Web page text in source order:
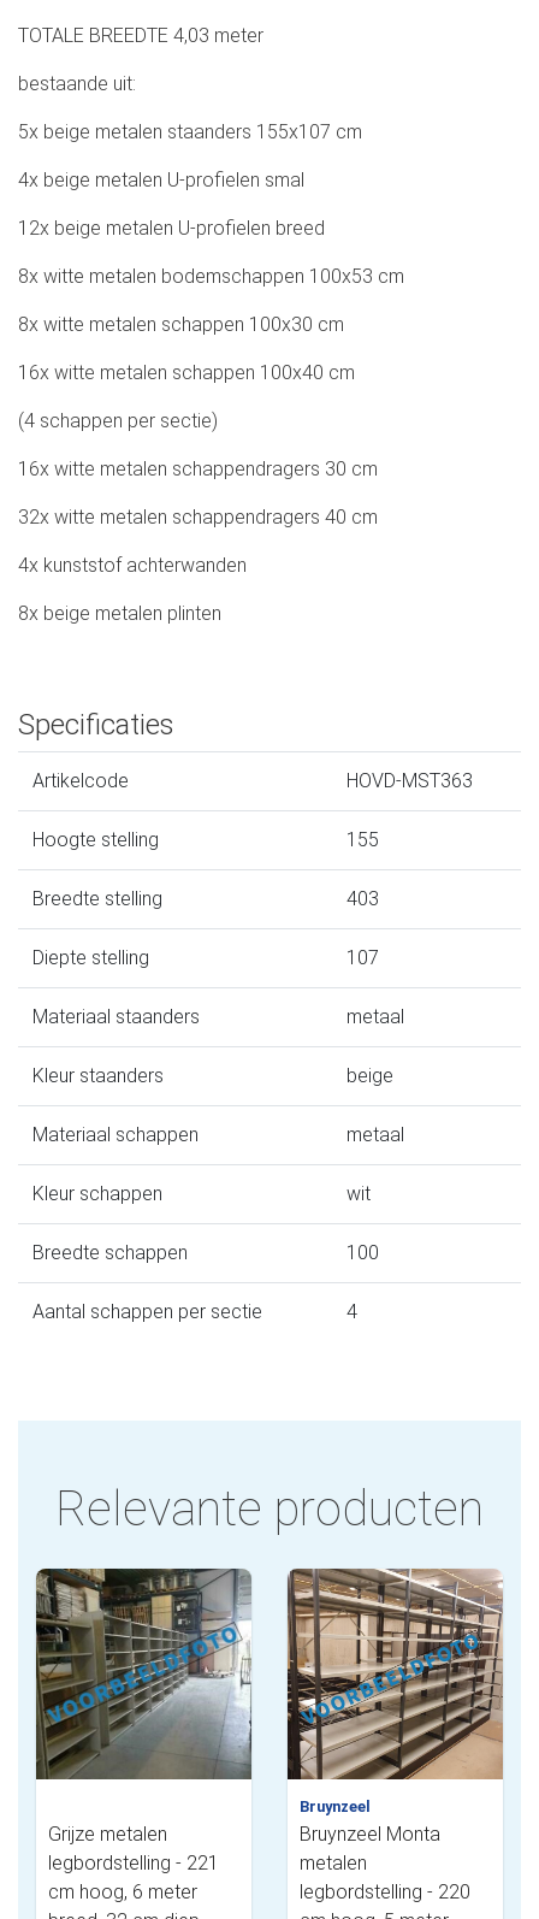
TOTALE BREEDTE 4,03 meter
bestaande uit:
5x beige metalen staanders 155x107 cm
4x beige metalen U-profielen smal
12x beige metalen U-profielen breed
8x witte metalen bodemschappen 100x53 cm
8x witte metalen schappen 100x30 cm
16x witte metalen schappen 100x40 cm
(4 schappen per sectie)
16x witte metalen schappendragers 30 cm
32x witte metalen schappendragers 40 cm
4x kunststof achterwanden
8x beige metalen plinten
Specificaties
Artikelcode HOVD-MST363
Hoogte stelling 155
Breedte stelling 403
Diepte stelling 107
Materiaal staanders metaal
Kleur staanders beige
Materiaal schappen metaal
Kleur schappen wit
Breedte schappen 100
Aantal schappen per sectie 4
Relevante producten
Grijze metalen
legbordstelling - 221
cm hoog, 6 meter
Bruynzeel
Bruynzeel Monta
metalen
legbordstelling - 220